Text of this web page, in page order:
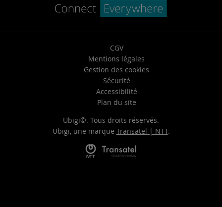
CGV
Mentions légales
Gestion des cookies
Sécurité
Accessibilité
Plan du site
Ubigi©. Tous droits réservés.
Ubigi, une marque Transatel | NTT.